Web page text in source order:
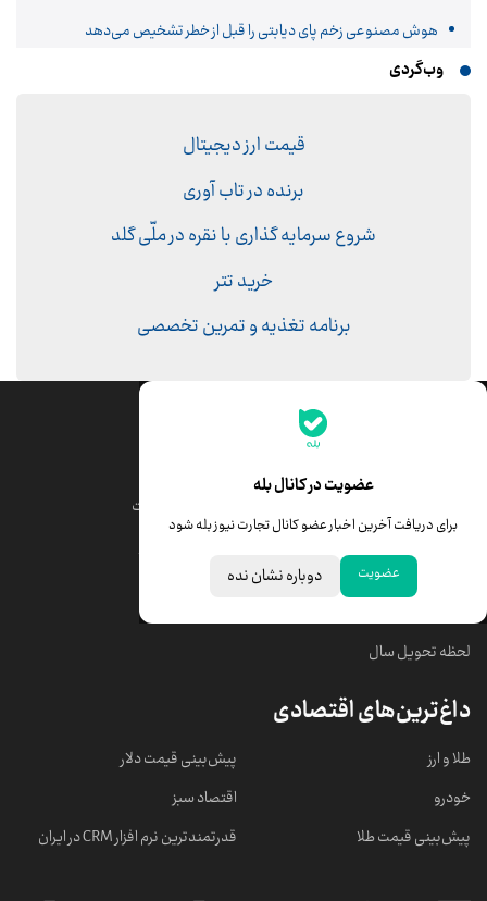
هوش مصنوعی زخم پای دیابتی را قبل از خطر تشخیص می‌دهد
وب‌گردی
قیمت ارز دیجیتال
برنده در تاب آوری
شروع سرمایه گذاری با نقره در ملّی گلد
خرید تتر
برنامه تغذیه و تمرین تخصصی
عضویت در کانال بله
برای دریافت آخرین اخبار عضو کانال تجارت نیوز بله شود
عضویت دوباره نشان نده
جدیدترین قیمت‌ها
قیمت درهم امارات
خبرهای مهم
لحظه تحویل سال
داغ‌ترین‌های اقتصادی
طلا و ارز
خودرو
پیش‌بینی قیمت طلا
پیش‌بینی قیمت دلار
اقتصاد سبز
قدرتمندترین نرم‌ افزار CRM در ایران